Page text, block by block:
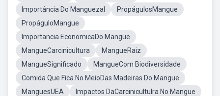
Importância Do Manguezal
PropágulosMangue
PropáguloMangue
Importancia EconomicaDo Mangue
MangueCarcinicultura
MangueRaiz
MangueSignificado
MangueCom Biodiversidade
Comida Que Fica No MeioDas Madeiras Do Mangue
ManguesUEA
Impactos DaCarcinicultulra No Mangue